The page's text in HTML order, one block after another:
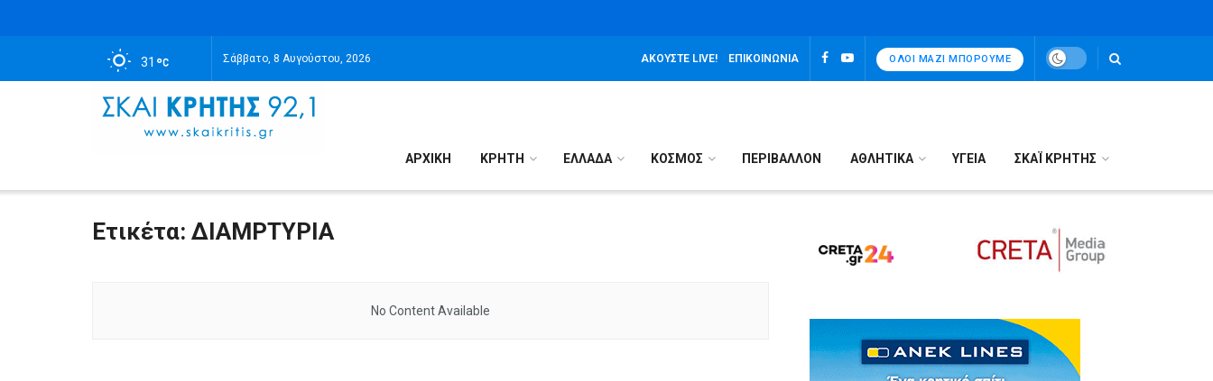
31 Σάββατο, 8 Αυγούστου, 2026 ΑΚΟΎΣΤΕ LIVE! ΕΠΙΚΟΙΝΩΝΊΑ ΌΛΟΙ ΜΑΖΊ ΜΠΟΡΟΎΜΕ
ΑΡΧΙΚΉ ΚΡΗΤΗ ΕΛΛΑΔΑ ΚΟΣΜΟΣ ΠΕΡΙΒΑΛΛΟΝ ΑΘΛΗΤΙΚΑ ΥΓΕΙΑ ΣΚΑΪ ΚΡΗΤΗΣ
Ετικέτα: ΔΙΑΜΡΤΥΡΙΑ
No Content Available